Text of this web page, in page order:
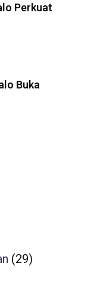
Perkuat
Buka
(29)